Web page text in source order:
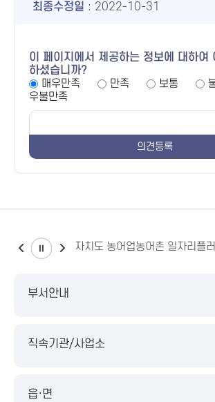
최종수정일 : 2022-10-31
이 페이지에서 제공하는 정보에 대하여
하셨습니까?
매우만족
만족 보통
우불만족
전북특별자치도 농어업농어촌 일자리플
부서안내
직속기관/사업소
읍·면